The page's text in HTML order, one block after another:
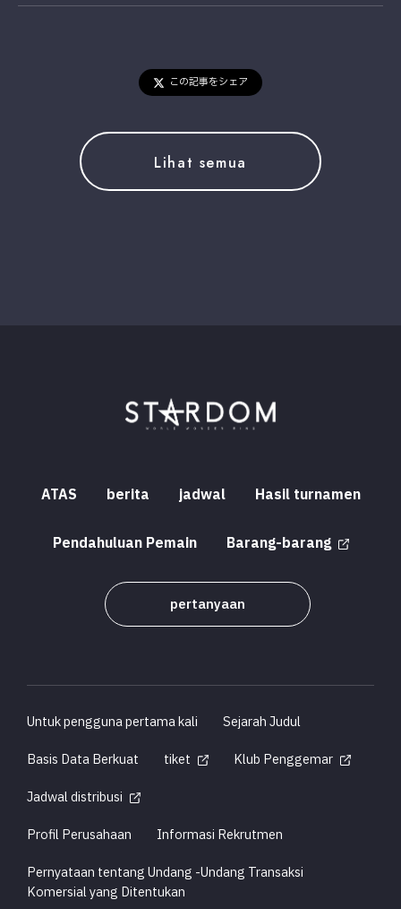
この記事をシェア
Lihat semua
ATAS berita jadwal Hasil turnamen
Pendahuluan Pemain Barang-barang
pertanyaan
Untuk pengguna pertama kali
Sejarah Judul
Basis Data Berkuat
tiket
Klub Penggemar
Jadwal distribusi
Profil Perusahaan
Informasi Rekrutmen
Pernyataan tentang Undang -Undang Transaksi
Komersial yang Ditentukan